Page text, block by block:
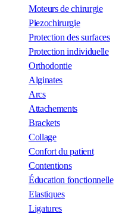
Moteurs de chirurgie
Piezochirurgie
Protection des surfaces
Protection individuelle
Orthodontie
Alginates
Arcs
Attachements
Brackets
Collage
Confort du patient
Contentions
Éducation fonctionnelle
Elastiques
Ligatures